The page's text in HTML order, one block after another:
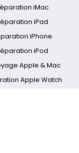
iMac
iPad
iPhone
iPod
Apple & Mac
Apple Watch